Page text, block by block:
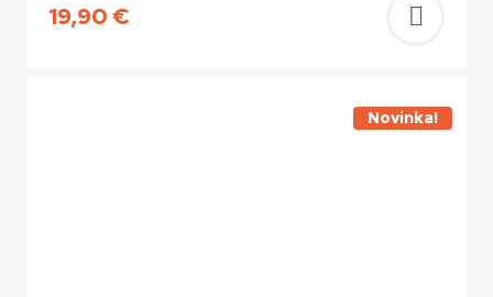
19,90€
Pridať
košíka
Novinka!